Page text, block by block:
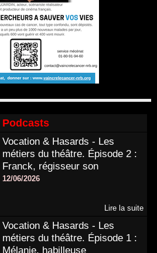
Podcasts
Vocation & Hasards - Les
métiers du théâtre. Épisode 2 :
Franck, régisseur son
12/06/2026
Lire la suite
Vocation & Hasards - Les
métiers du théâtre. Épisode 1 :
Mélanie, habilleuse